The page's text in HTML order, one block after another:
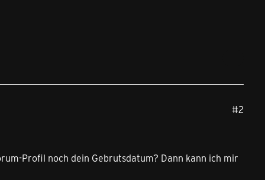
#2
Profil noch dein Gebrutsdatum? Dann kann ich mir